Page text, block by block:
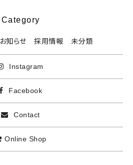
Category
お知らせ 採用情報 未分類
Instagram
Facebook
Contact
Online Shop